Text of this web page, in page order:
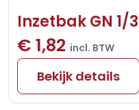
Inzetbak GN 1/
€ 1,82 incl. BTW
Bekijk details